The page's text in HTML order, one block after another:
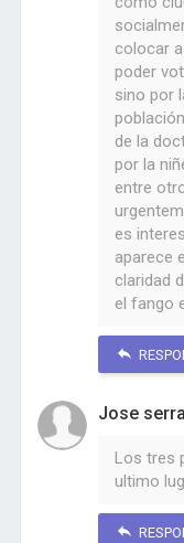
colocar
poder
sino por
de la
por la
entre
es
aparece
claridad
el fango
Jose
Los tres
ultimo